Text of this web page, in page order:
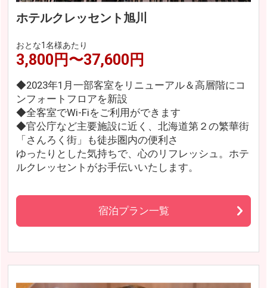
ホテルクレッセント旭川
おとな1名様あたり
3,800円〜37,600円
◆2023年1月一部客室をリニューアル＆高層階にコ
ンフォートフロアを新設
◆全客室でWi-Fiをご利用ができます
◆官公庁など主要施設に近く、北海道第２の繁華街
「さんろく街」も徒歩圏内の便利さ
ゆったりとした気持ちで、心のリフレッシュ。ホテ
ルクレッセントがお手伝いいたします。
宿泊プラン一覧